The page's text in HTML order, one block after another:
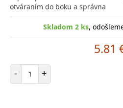
otváraním do boku a správna
Skladom 2 ks,
5.81
- Počet položiek
+